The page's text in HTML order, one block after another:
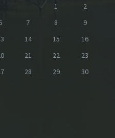
1
2
7 8
9
14 15
16
21 22
23
28 29
30